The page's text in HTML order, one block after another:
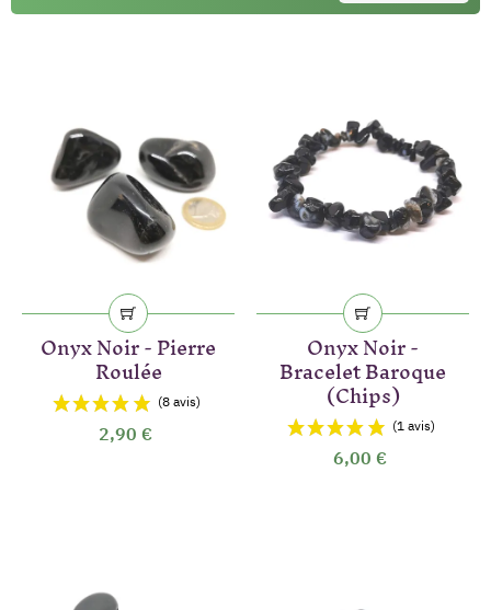
Onyx Noir - Pierre
Roulée
2,90 €
Onyx Noir -
Bracelet Baroque
(Chips)
6,00 €